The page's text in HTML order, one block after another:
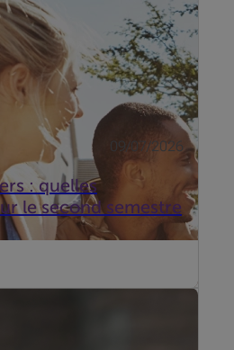
09/07/2026
: quelles
le second semestre